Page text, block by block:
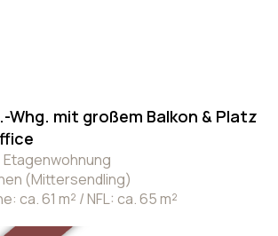
Whg. mit großem Balkon & Platz
(Mittersendling)
ca. 61 m² / NFL: ca. 65 m²